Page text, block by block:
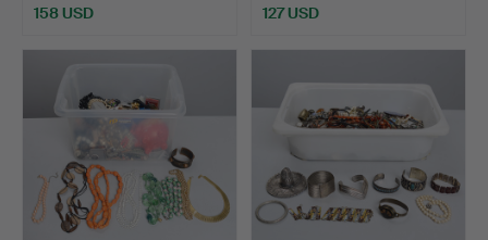
158 USD 127 USD